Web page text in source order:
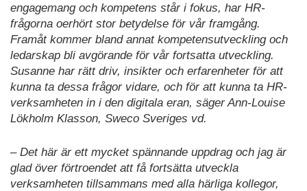
engagemang och kompetens står i fokus, har HR-
frågorna oerhört stor betydelse för vår framgång.
Framåt kommer bland annat kompetensutveckling och
ledarskap bli avgörande för vår fortsatta utveckling.
Susanne har rätt driv, insikter och erfarenheter för att
kunna ta dessa frågor vidare, och för att kunna ta HR-
verksamheten in i den digitala eran, säger Ann-Louise
Lökholm Klasson, Sweco Sveriges vd.
– Det här är ett mycket spännande uppdrag och jag är
glad över förtroendet att få fortsätta utveckla
verksamheten tillsammans med alla härliga kollegor,